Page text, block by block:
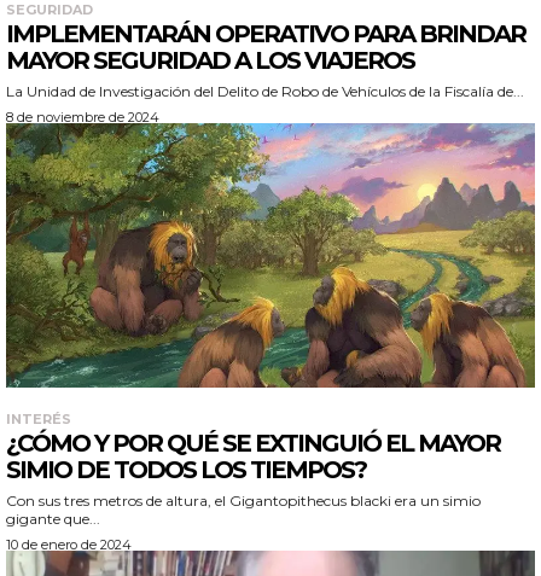
SEGURIDAD
IMPLEMENTARÁN OPERATIVO PARA BRINDAR
MAYOR SEGURIDAD A LOS VIAJEROS
La Unidad de Investigación del Delito de Robo de Vehículos de la Fiscalía de...
8 de noviembre de 2024
INTERÉS
¿CÓMO Y POR QUÉ SE EXTINGUIÓ EL MAYOR
SIMIO DE TODOS LOS TIEMPOS?
Con sus tres metros de altura, el Gigantopithecus blacki era un simio
gigante que...
10 de enero de 2024